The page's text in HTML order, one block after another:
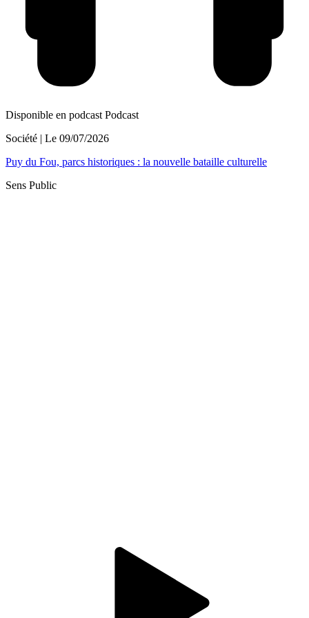
Disponible en podcast Podcast
Société | Le 09/07/2026
Puy du Fou, parcs historiques : la nouvelle bataille culturelle
Sens Public